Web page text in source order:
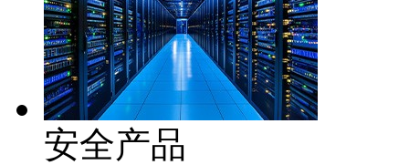
安全产品